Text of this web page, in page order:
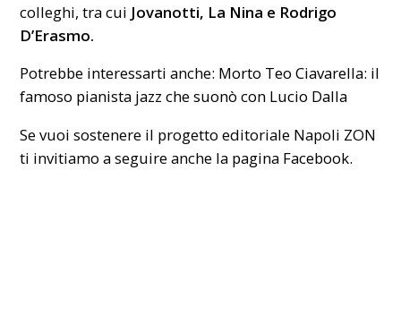
colleghi, tra cui Jovanotti, La Nina e Rodrigo
D’Erasmo.
Potrebbe interessarti anche: Morto Teo Ciavarella: il
famoso pianista jazz che suonò con Lucio Dalla
Se vuoi sostenere il progetto editoriale Napoli ZON
ti invitiamo a seguire anche la pagina Facebook.